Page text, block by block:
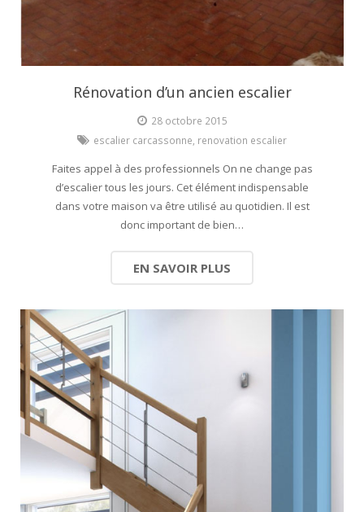
Rénovation d’un ancien escalier
28 octobre 2015
escalier carcassonne renovation escalier
Faites appel à des professionnels On ne change pas
d’escalier tous les jours. Cet élément indispensable
dans votre maison va être utilisé au quotidien. Il est
donc important de bien…
EN SAVOIR PLUS